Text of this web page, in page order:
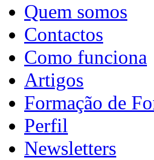
Quem somos
Contactos
Como funciona
Artigos
Formação de
Perfil
Newsletters